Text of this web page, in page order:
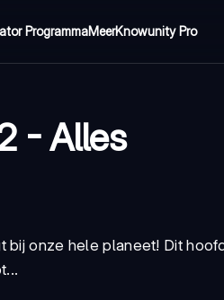
ProgrammaMeerKnowunity Pro
- Alles
onze hele planeet! Dit